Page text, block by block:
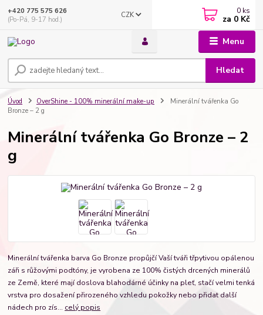
Menu
CZK
Hledat
+420 775 575 626
(Po-Pá, 9-17 hod.)
0 ks
za 0 Kč
Úvod OverShine - 100% minerální make-up
Minerální tvářenka Go
Bronze – 2 g
Minerální tvářenka Go Bronze – 2
g
Minerální tvářenka barva Go Bronze propůjčí Vaší tváři třpytivou opálenou
záři s růžovými podtóny, je vyrobena ze 100% čistých drcených minerálů
ze Země, které mají doslova blahodárné účinky na pleť, stačí velmi tenká
vrstva pro dosažení přirozeného vzhledu pokožky nebo přidat další
nádech pro zís... celý popis